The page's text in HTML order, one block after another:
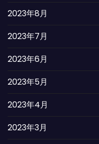
2023年8月
2023年7月
2023年6月
2023年5月
2023年4月
2023年3月